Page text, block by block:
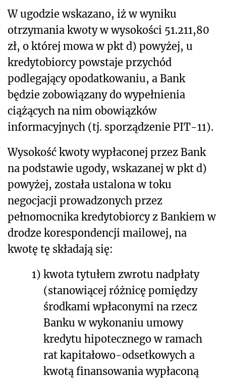
W ugodzie wskazano, iż w wyniku
otrzymania kwoty w wysokości 51.211,80
zł, o której mowa w pkt d) powyżej, u
kredytobiorcy powstaje przychód
podlegający opodatkowaniu, a Bank
będzie zobowiązany do wypełnienia
ciążących na nim obowiązków
informacyjnych (tj. sporządzenie PIT-11).
Wysokość kwoty wypłaconej przez Bank
na podstawie ugody, wskazanej w pkt d)
powyżej, została ustalona w toku
negocjacji prowadzonych przez
pełnomocnika kredytobiorcy z Bankiem w
drodze korespondencji mailowej, na
kwotę tę składają się:
1) kwota tytułem zwrotu nadpłaty
(stanowiącej różnicę pomiędzy
środkami wpłaconymi na rzecz
Banku w wykonaniu umowy
kredytu hipotecznego w ramach
rat kapitałowo-odsetkowych a
kwotą finansowania wypłaconą